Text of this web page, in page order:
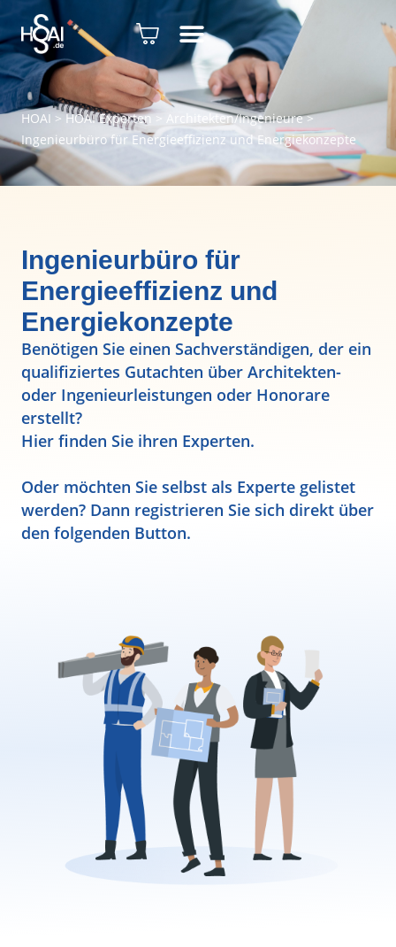
HOAI > HOAI Experten> Architekten/Ingenieure>
Ingenieurbüro für Energieeffizienz und Energiekonzepte
Ingenieurbüro für
Energieeffizienz und
Energiekonzepte
Benötigen Sie einen Sachverständigen, der ein
qualifiziertes Gutachten über Architekten-
oder Ingenieurleistungen oder Honorare
erstellt?
Hier finden Sie ihren Experten.
Oder möchten Sie selbst als Experte gelistet
werden? Dann registrieren Sie sich direkt über
den folgenden Button.